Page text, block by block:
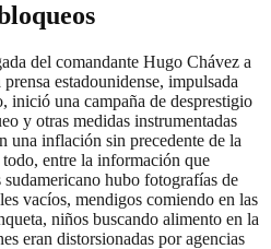
del comandante Hugo Chávez a
estadounidense, impulsada
inició una campaña de desprestigio
y otras medidas instrumentadas
una inflación sin precedente de la
entre la información que
sudamericano hubo fotografías de
vacíos, mendigos comiendo en las
niños buscando alimento en la
eran distorsionadas por agencias